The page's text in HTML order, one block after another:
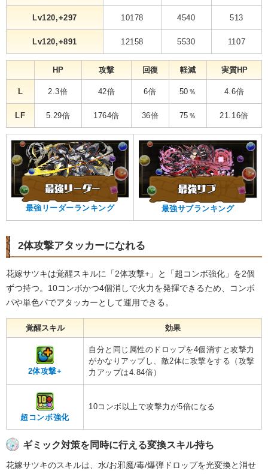
Lv120,+297 10178 4540 513
Lv120,+891 12158 5530 1107
HP 攻撃 回復 軽減 実質HP
L 2.3倍 42倍 6倍 50％ 4.6倍
LF 5.29倍 1764倍 36倍 75％ 21.16倍
最強リーダーランキング 最強サブランキング
2体攻撃アタッカーになれる
花嫁サツキは覚醒スキルに「2体攻撃+」と「超コンボ強化」を2個
ずつ持つ。10コンボかつ4個消しで火力を発揮できるため、コンボ
パや単色パでアタッカーとして運用できる。
覚醒スキル 効果
2体攻撃+
自分と同じ属性のドロップを4個消すと攻撃力
がかなりアップし、敵2体に攻撃をする（攻撃
力アップは4.84倍）
超コンボ強化
10コンボ以上で攻撃力が5倍になる
ギミック対策を同時に行える変換スキル持ち
花嫁サツキのスキルは、水/お邪魔/毒/爆弾ドロップを光変換と消せ